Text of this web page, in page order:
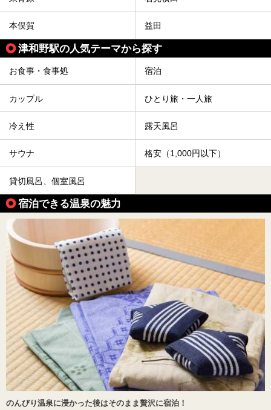
本俣賀 益田
津和野駅の人気テーマから探す
お食事・食事処 宿泊
カップル ひとり旅・一人旅
冷え性 露天風呂
サウナ 格安（1,000円以下）
貸切風呂、個室風呂
宿泊できる温泉の魅力
のんびり温泉に浸かった後はそのまま贅沢に宿泊！